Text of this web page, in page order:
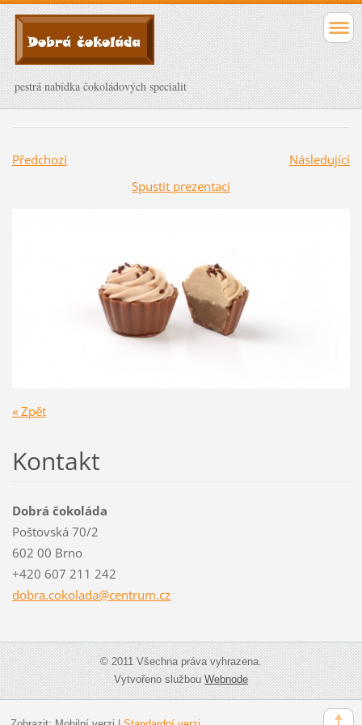
pestrá nabídka čokoládových specialit
Předchozí
Následující
Spustit prezentaci
« Zpět
Kontakt
Dobrá čokoláda
Poštovská 70/2
602 00 Brno
+420 607 211 242
dobra.cokolada@centrum.cz
© 2011 Všechna práva vyhrazena.
Vytvořeno službouWebnode